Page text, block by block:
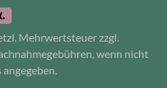
Mehrwertsteuer zzgl.
wenn nicht
angegeben.